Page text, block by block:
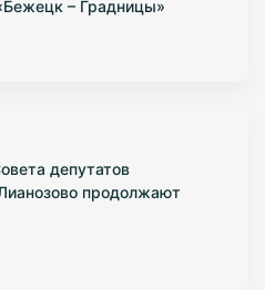
– Градницы»
депутатов
продолжают